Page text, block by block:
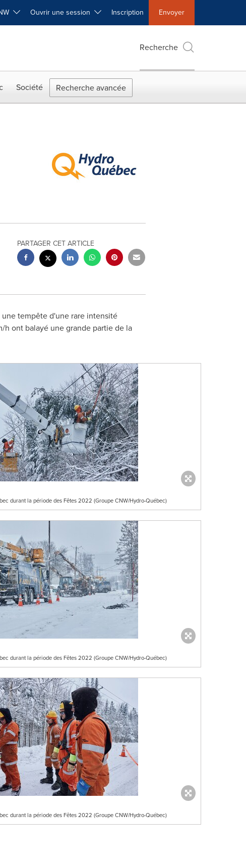
Ouvrir une session Inscription Envoyer
Recherche
Société Recherche avancée
PARTAGER CET ARTICLE
tempête d'une rare intensité
h ont balayé une grande partie de la
durant la période des Fêtes 2022 (Groupe CNW/Hydro-Québec)
durant la période des Fêtes 2022 (Groupe CNW/Hydro-Québec)
durant la période des Fêtes 2022 (Groupe CNW/Hydro-Québec)